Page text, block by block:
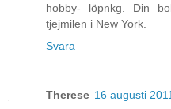
hobby- löpnkg. Din
tjejmilen i New York.
Svara
Therese 16 augusti